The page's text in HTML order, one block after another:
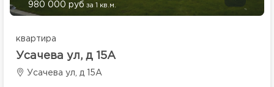
980 000 руб за 1 кв.м.
квартира
Усачева ул, д 15А
Усачева ул, д 15А